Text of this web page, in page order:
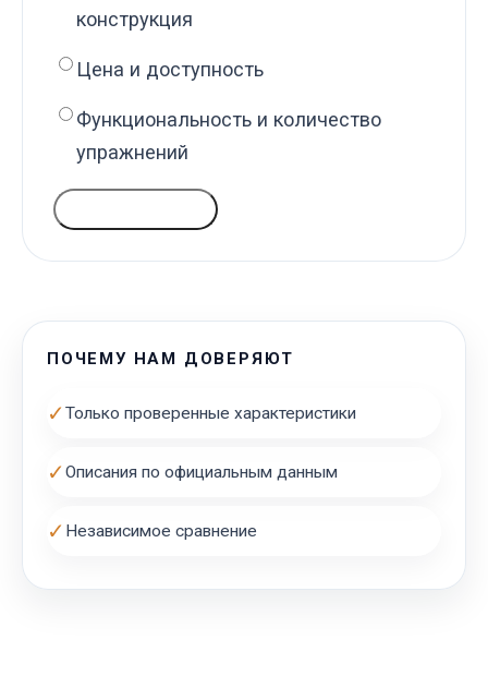
конструкция
Цена и доступность
Функциональность и количество
упражнений
ПОЧЕМУ НАМ ДОВЕРЯЮТ
✓Только проверенные характеристики
✓Описания по официальным данным
✓ Независимое сравнение